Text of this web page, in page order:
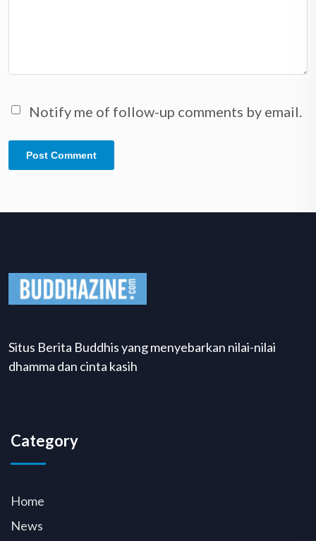
Notify me of follow-up comments by email.
Situs Berita Buddhis yang menyebarkan nilai-nilai
dhamma dan cinta kasih
Category
Home
News